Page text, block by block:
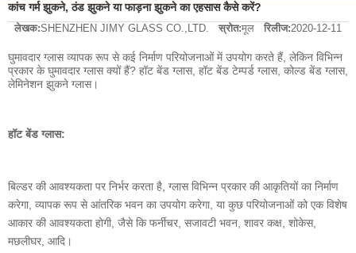
कांच गर्म झुकने, ठंड झुकने या फाड़ना झुकने का एहसास कैसे करें?
लेखक:SHENZHEN JIMY GLASS CO.,LTD. स्रोत:मूल रिलीज:2020-12-11
घुमावदार ग्लास व्यापक रूप से कई निर्माण परियोजनाओं में उपयोग करते हैं, लेकिन विभिन्न
प्रकार के घुमावदार ग्लास क्यों हैं? हॉट बेंड ग्लास, हॉट बेंड टेम्पर्ड ग्लास, कोल्ड बेंड ग्लास,
लेमिनेशन झुकने ग्लास।
हॉट बेंड ग्लास:
बिल्डर की आवश्यकता पर निर्भर करता है, ग्लास विभिन्न प्रकार की आकृतियों का निर्माण
करेगा, व्यापक रूप से आंतरिक भवन का उपयोग करेगा, या कुछ परियोजनाओं को एक विशेष
आकार की आवश्यकता होगी, जैसे कि फर्नीचर, सजावटी भवन, शावर कक्ष, शोकेस,
मछलीघर, आदि।